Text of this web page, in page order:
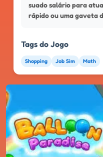
suado salário para
rápido ou uma gaveta
Tags do Jogo
Shopping Job Sim Math